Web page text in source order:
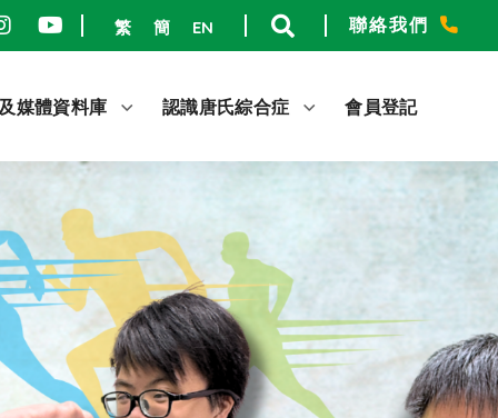
繁 簡 EN 聯絡我們
媒體資料庫 認識唐氏綜合症 會員登記